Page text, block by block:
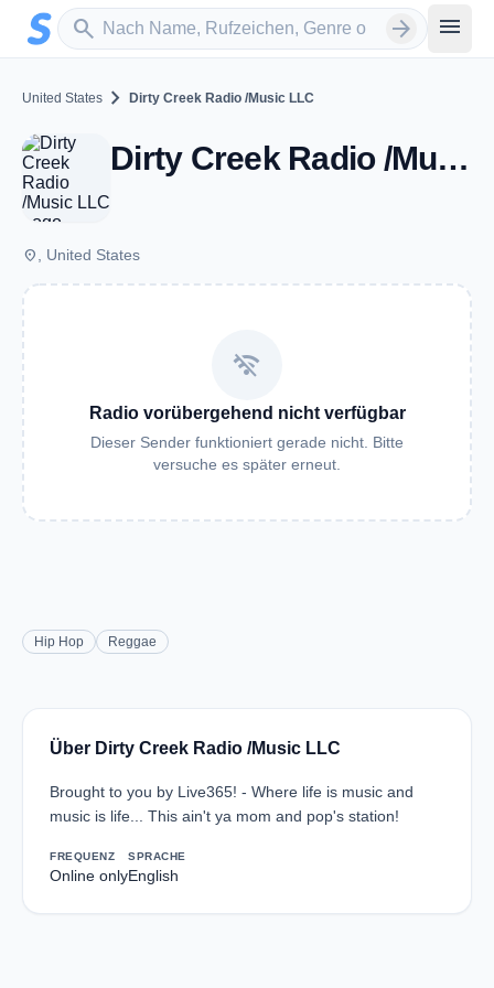
Zum Hauptinhalt springen
search
Sender suchen arrow_forward menu
United States chevron_right Dirty Creek Radio /Music LLC
Dirty Creek Radio /Music LLC
place , United States
wifi_off
Radio vorübergehend nicht verfügbar
Dieser Sender funktioniert gerade nicht. Bitte
versuche es später erneut.
Hip Hop Reggae
Über Dirty Creek Radio /Music LLC
Brought to you by Live365! - Where life is music and
music is life... This ain't ya mom and pop's station!
FREQUENZ
Online only
SPRACHE
English